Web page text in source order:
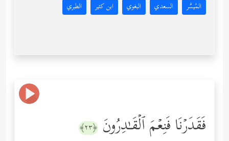
المُيسَّر السعدي البغوي ابن كثير الطبري
فَقَدَرۡنَا فَنِعۡمَ ٱلۡقَـٰدِرُونَ ﴿٢٣﴾